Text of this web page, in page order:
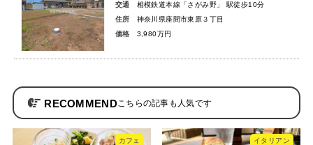
交通
相模鉄道本線「さがみ野」 駅徒歩10分
住所
神奈川県座間市東原３丁目
価格
3,980万円
RECOMMEND
カフェ イタリアン